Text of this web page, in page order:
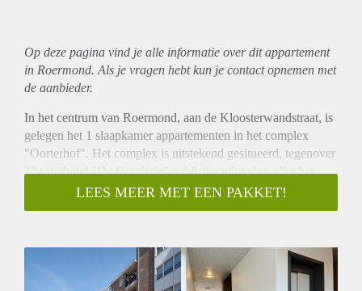
Op deze pagina vind je alle informatie over ditappartement
in Roermond. Als je vragen hebt kun je contact opnemen met
de aanbieder.
In het centrum van Roermond, aan de Kloosterwandstraat, is
gelegen het 1 slaapkamer appartementen in het complex
"Oorterhof". Het complex is uitstekend gesitueerd, tegenover
Theaterhotel "De Oranjerie" nabij alle winkels welke het
gezellige stadscentrum van Roermond rijk is. Op nog geen 2
minuten lopen bereikt u al gezellige Stationsplein met tal van
Roermond voor zowel jong als oud! Het complex maakt
gebruik van een lift. Bovendien beschikt iedere bewoners
LEES MEER MET EEN PAKKET!